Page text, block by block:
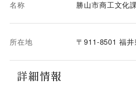
名称 勝山市商工文化課
所在地 〒911-8501 福
詳細情報